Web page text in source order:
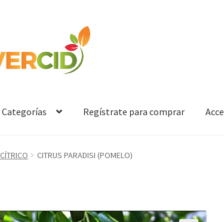
Categorías Regístrate para comprar
CÍTRICO CITRUS PARADISI (POMELO)